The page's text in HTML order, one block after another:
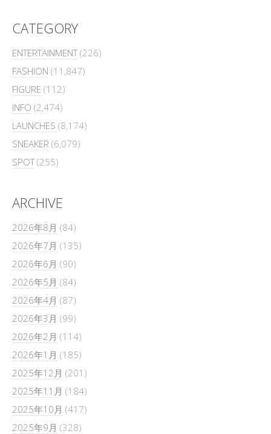
CATEGORY
ENTERTAINMENT(226)
FASHION (11,847)
FIGURE (112)
INFO (2,474)
LAUNCHES (8,174)
SNEAKER (6,079)
SPOT(255)
ARCHIVE
2026年8月 (84)
2026年7月 (135)
2026年6月 (90)
2026年5月 (84)
2026年4月 (87)
2026年3月 (99)
2026年2月 (114)
2026年1月 (185)
2025年12月 (201)
2025年11月 (184)
2025年10月 (417)
2025年9月 (328)